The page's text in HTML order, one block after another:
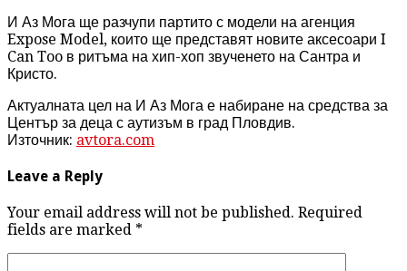
И Аз Мога ще разчупи партито с модели на агенция
Expose Model, които ще представят новите аксесоари I
Can Too в ритъма на хип-хоп звученето на Сантра и
Кристо.
Актуалната цел на И Аз Мога е набиране на средства за
Център за деца с аутизъм в град Пловдив.
Източник: avtora.com
Leave a Reply
Your email address will not be published. Required
fields are marked *